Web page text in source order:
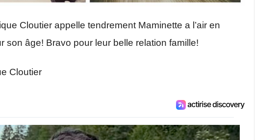
Cloutier appelle tendrement Maminette a l’air en
son âge! Bravo pour leur belle relation famille!
Cloutier